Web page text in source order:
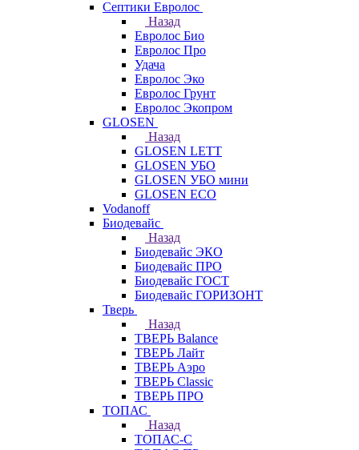
Септики Евролос
Назад
Евролос Био
Евролос Про
Удача
Евролос Эко
Евролос Грунт
Евролос Экопром
GLOSEN
Назад
GLOSEN LETT
GLOSEN УБО
GLOSEN УБО мини
GLOSEN ECO
Vodanoff
Биодевайс
Назад
Биодевайс ЭКО
Биодевайс ПРО
Биодевайс ГОСТ
Биодевайс ГОРИЗОНТ
Тверь
Назад
ТВЕРЬ Balance
ТВЕРЬ Лайт
ТВЕРЬ Аэро
ТВЕРЬ Classic
ТВЕРЬ ПРО
ТОПАС
Назад
ТОПАС-С